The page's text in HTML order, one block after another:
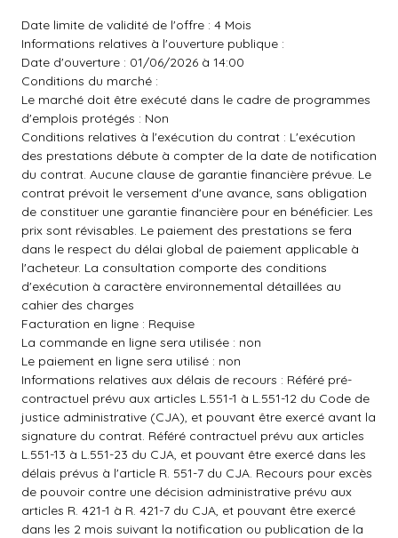
Date limite de validité de l'offre : 4 Mois
Informations relatives à l'ouverture publique :
Date d'ouverture : 01/06/2026 à 14:00
Conditions du marché :
Le marché doit être exécuté dans le cadre de programmes
d'emplois protégés : Non
Conditions relatives à l'exécution du contrat : L'exécution
des prestations débute à compter de la date de notification
du contrat. Aucune clause de garantie financière prévue. Le
contrat prévoit le versement d'une avance, sans obligation
de constituer une garantie financière pour en bénéficier. Les
prix sont révisables. Le paiement des prestations se fera
dans le respect du délai global de paiement applicable à
l'acheteur. La consultation comporte des conditions
d'exécution à caractère environnemental détaillées au
cahier des charges
Facturation en ligne : Requise
La commande en ligne sera utilisée : non
Le paiement en ligne sera utilisé : non
Informations relatives aux délais de recours : Référé pré-
contractuel prévu aux articles L.551-1 à L.551-12 du Code de
justice administrative (CJA), et pouvant être exercé avant la
signature du contrat. Référé contractuel prévu aux articles
L.551-13 à L.551-23 du CJA, et pouvant être exercé dans les
délais prévus à l'article R. 551-7 du CJA. Recours pour excès
de pouvoir contre une décision administrative prévu aux
articles R. 421-1 à R. 421-7 du CJA, et pouvant être exercé
dans les 2 mois suivant la notification ou publication de la